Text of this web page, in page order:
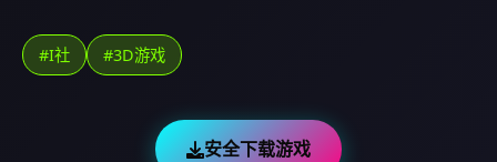
#I社 #3D游戏
安全下载游戏